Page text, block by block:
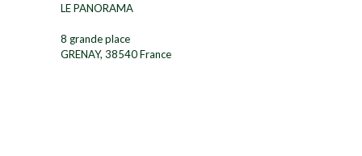
LE PANORAMA
8 grande place
GRENAY, 38540 France